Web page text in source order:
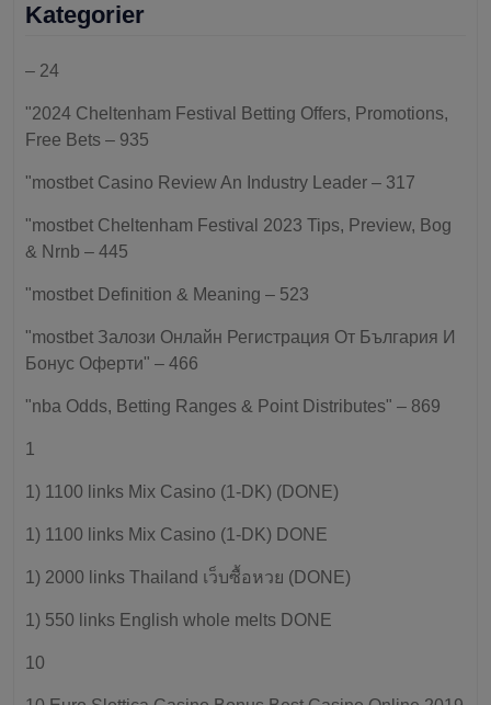
Kategorier
– 24
"2024 Cheltenham Festival Betting Offers, Promotions,
Free Bets – 935
"mostbet Casino Review An Industry Leader – 317
"mostbet Cheltenham Festival 2023 Tips, Preview, Bog
& Nrnb – 445
"mostbet Definition & Meaning – 523
"mostbet Залози Онлайн Регистрация От България И
Бонус Оферти" – 466
"nba Odds, Betting Ranges & Point Distributes" – 869
1
1) 1100 links Mix Casino (1-DK) (DONE)
1) 1100 links Mix Casino (1-DK) DONE
1) 2000 links Thailand เว็บซื้อหวย (DONE)
1) 550 links English whole melts DONE
10